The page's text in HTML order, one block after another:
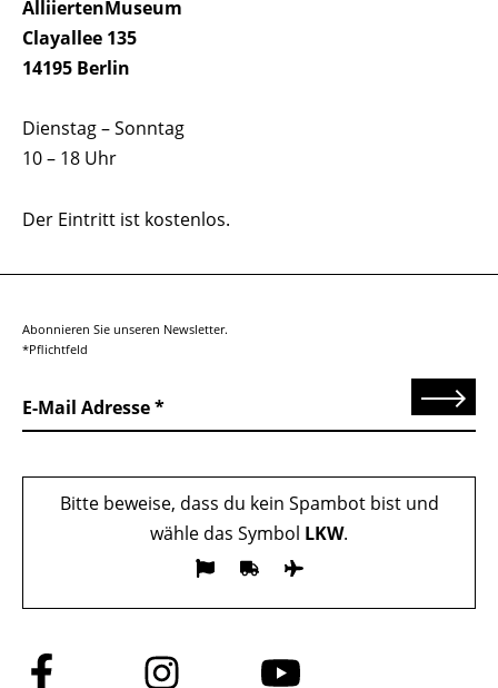
AlliiertenMuseum
Clayallee 135
14195 Berlin
Dienstag – Sonntag
10 – 18 Uhr
Der Eintritt ist kostenlos.
Abonnieren Sie unseren Newsletter.
*Pflichtfeld
E-Mail Adresse Senden
Bitte beweise, dass du kein Spambot bist und
wähle das Symbol LKW.
Folge
Folge
Folge